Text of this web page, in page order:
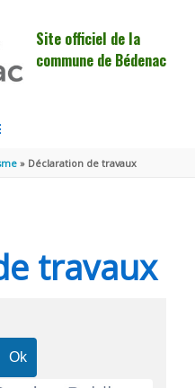
Site officiel de la
commune de Bédenac
Déclaration de travaux
travaux